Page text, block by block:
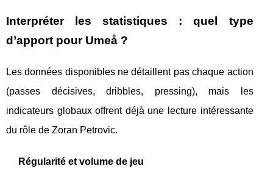
Interpréter les statistiques : quel type
d’apport pour Umeå ?
Les données disponibles ne détaillent pas chaque action
(passes décisives, dribbles, pressing), mais les
indicateurs globaux offrent déjà une lecture intéressante
du rôle de Zoran Petrovic.
Régularité et volume de jeu